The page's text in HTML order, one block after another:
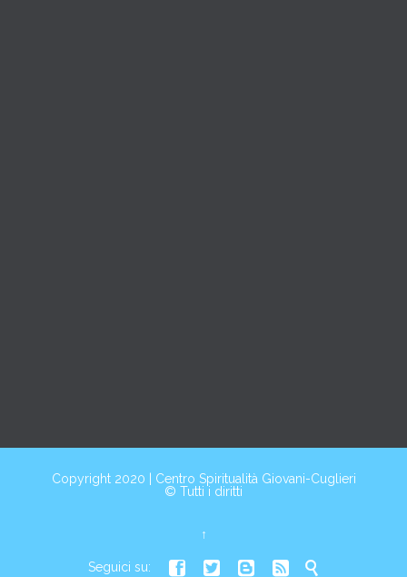
Copyright 2020 | Centro Spiritualità Giovani-Cuglieri
© Tutti i diritti
↑
Seguici su:     